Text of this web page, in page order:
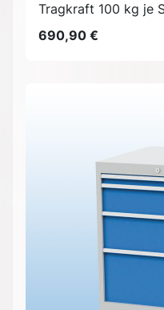
Tragkraft 100 kg je
690,90 €